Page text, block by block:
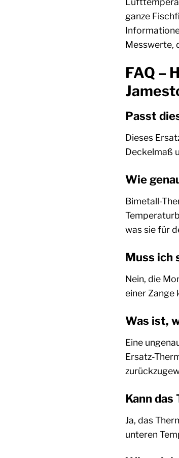
ganze
Messwerte,
FAQ –
Passt
Dieses
Deckelmaß
Wie
Bimetall-
was sie für
Muss ich
Nein, die
einer Zange
Was ist,
Eine
Ersatz-
Kann
Ja, das
unteren